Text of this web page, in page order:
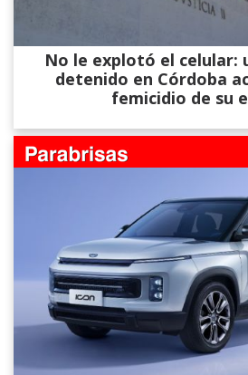
No le explotó el celular:
detenido en Córdoba
femicidio de su